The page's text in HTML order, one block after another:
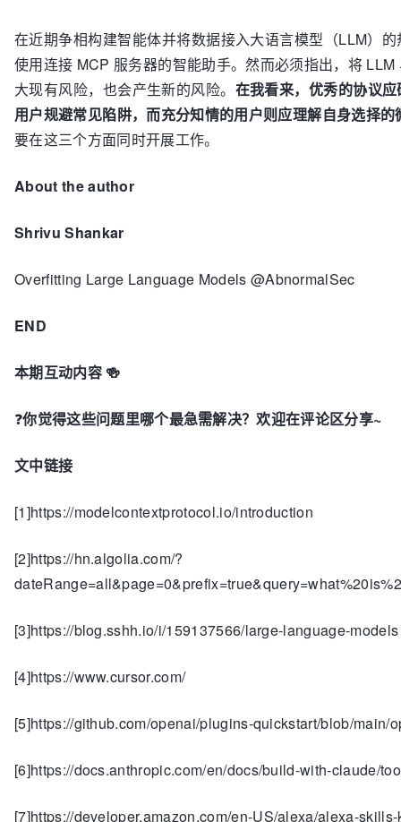
在近期争相构建智能体并将数据接入大语言模型（LLM）
使用连接 MCP 服务器的智能助手。然而必须指出，将
大现有风险，也会产生新的风险。 在我看来，优秀的协议
用户规避常见陷阱，而充分知情的用户则应理解自身选择
要在这三个方面同时开展工作。
About the author
Shrivu Shankar
Overfitting Large Language Models @AbnormalSec
END
本期互动内容 🍻
❓你觉得这些问题里哪个最急需解决？欢迎在评论区分享~
文中链接
[1]https://modelcontextprotocol.io/introduction
[2]https://hn.algolia.com/?
[3]https://blog.sshh.io/i/159137566/large-language-models
[4]https://www.cursor.com/
[5]https://github.com/openai/plugins-quickstart/blob/main/
[6]https://docs.anthropic.com/en/docs/build-with-claude/
[7]https://developer.amazon.com/en-US/alexa/alexa-